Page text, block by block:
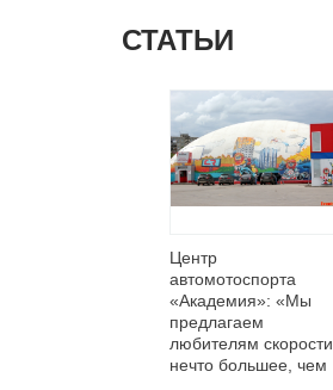
СТАТЬИ
Центр
автомотоспорта
«Академия»: «Мы
предлагаем
любителям скорости
нечто большее, чем